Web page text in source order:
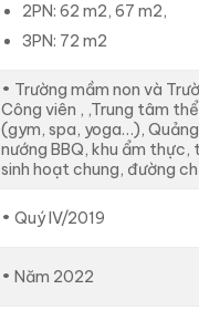
2PN: 62 m2, 67 m2,
3PN: 72 m2
• Trường mầm non và
Công viên , ,Trung tâm
(gym, spa, yoga…),
nướng BBQ, khu ẩm thực,
sinh hoạt chung, đường
• Quý IV/2019
• Năm 2022